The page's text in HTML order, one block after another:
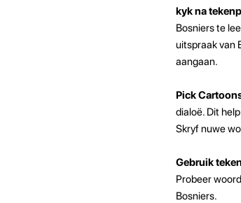
kyk na
Bosniers te
uitspraak van
aangaan.
Pick
dialoë. Dit
Skryf nuwe
Gebruik
Probeer
Bosniers.